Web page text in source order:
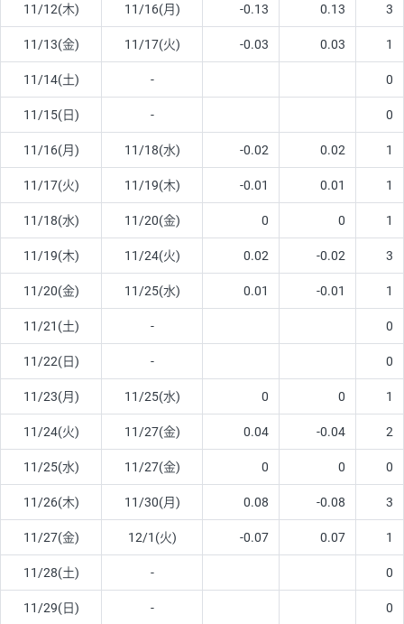
11/12(木) 11/16(月) -0.13 0.13 3
11/13(金) 11/17(火) -0.03 0.03 1
11/14(土) - 0
11/15(日) - 0
11/16(月) 11/18(水) -0.02 0.02 1
11/17(火) 11/19(木) -0.01 0.01 1
11/18(水) 11/20(金) 0 0 1
11/19(木) 11/24(火) 0.02 -0.02 3
11/20(金) 11/25(水) 0.01 -0.01 1
11/21(土) - 0
11/22(日) - 0
11/23(月) 11/25(水) 0 0 1
11/24(火) 11/27(金) 0.04 -0.04 2
11/25(水) 11/27(金) 0 0 0
11/26(木) 11/30(月) 0.08 -0.08 3
11/27(金) 12/1(火) -0.07 0.07 1
11/28(土) - 0
11/29(日) - 0